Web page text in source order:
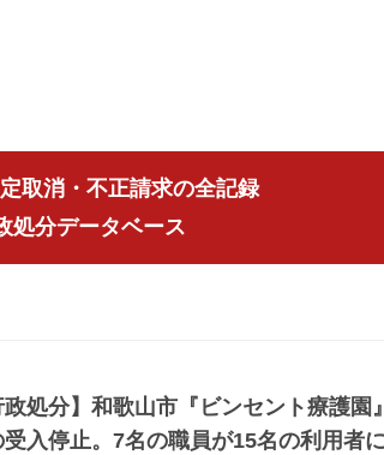
取消・不正請求の全記録
処分データベース
処分】和歌山市『ビンセント療護園
入停止。7名の職員が15名の利用者